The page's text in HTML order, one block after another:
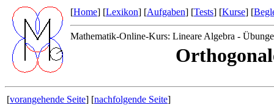
[Home] [Lexikon] [Aufgaben] [Tests] [Kurse] [
Mathematik-Online-Kurs: Lineare Algebra -
[vorangehende Seite] [nachfolgende Seite]